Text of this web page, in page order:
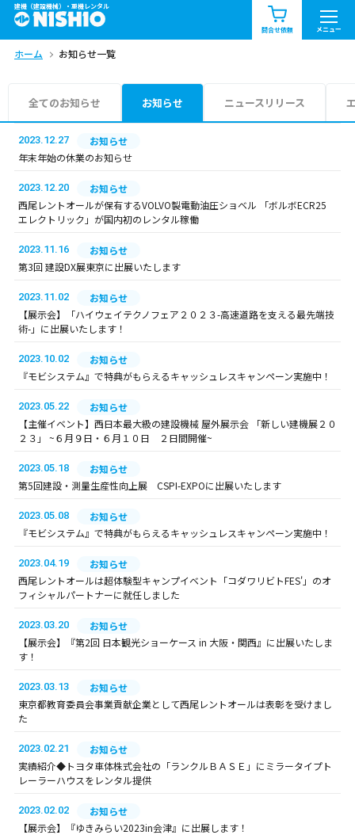
建機（建設機械）・重機レンタル
問合せ依頼 メニュー
商品一覧 お知らせ一覧
問合せ依頼リスト
エリア情報を見る
九州・沖縄（外部）
ホーム お知らせ一覧
全てのお知らせ お知らせ ニュースリリース
2023.12.27
お知らせ
年末年始の休業のお知らせ
2023.12.20
お知らせ
西尾レントオールが保有するVOLVO製電動油圧ショベル 「ボルボECR25
エレクトリック」が国内初のレンタル稼働
2023.11.16
お知らせ
第3回 建設DX展東京に出展いたします
2023.11.02
お知らせ
【展示会】「ハイウェイテクノフェア２０２３-高速道路を支える最先端技
術-」に出展いたします！
2023.10.02
お知らせ
『モビシステム』で特典がもらえるキャッシュレスキャンペーン実施中！
2023.05.22
お知らせ
【主催イベント】西日本最大級の建設機械 屋外展示会 「新しい建機展２０
２３」 ~６月９日・６月１０日 ２日間開催~
2023.05.18
お知らせ
第5回建設・測量生産性向上展 CSPI-EXPOに出展いたします
2023.05.08
お知らせ
『モビシステム』で特典がもらえるキャッシュレスキャンペーン実施中！
2023.04.19
お知らせ
西尾レントオールは超体験型キャンプイベント「コダワリビトFES'」のオ
フィシャルパートナーに就任しました
2023.03.20
お知らせ
【展示会】『第2回 日本観光ショーケース in 大阪・関西』に出展いたしま
す！
2023.03.13
お知らせ
東京都教育委員会事業貢献企業として西尾レントオールは表彰を受けまし
た
2023.02.21
お知らせ
実績紹介◆トヨタ車体株式会社の「ランクルＢＡＳＥ」にミラータイプト
レーラーハウスをレンタル提供
2023.02.02
お知らせ
【展示会】『ゆきみらい2023in会津』に出展します！